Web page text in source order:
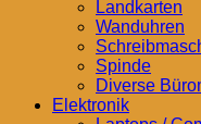
Landkarten
Wanduhren
Spinde
Diverse
Elektronik